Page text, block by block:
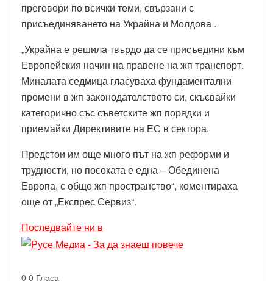
преговори по всички теми, свързани с
присъединяването на Украйна и Молдова .
„Украйна е решила твърдо да се присъедини към
Европейския начин на правене на жп транспорт.
Миналата седмица гласуваха фундаментални
промени в жп законодателството си, скъсвайки
категорично със съветските жп порядки и
приемайки Директивите на ЕС в сектора.
Предстои им още много път на жп реформи и
трудности, но посоката е една – Обединена
Европа, с общо жп пространство“, коментираха
още от „Експрес Сервиз“.
Последвайте ни в
0 0 Гласа